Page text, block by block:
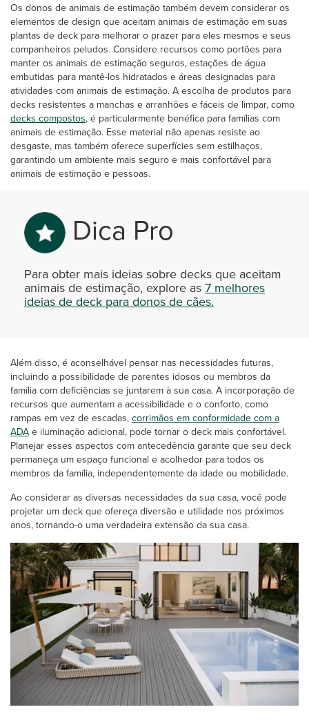
Os donos de animais de estimação também devem considerar os
elementos de design que aceitam animais de estimação em suas
plantas de deck para melhorar o prazer para eles mesmos e seus
companheiros peludos. Considere recursos como portões para
manter os animais de estimação seguros, estações de água
embutidas para mantê-los hidratados e áreas designadas para
atividades com animais de estimação. A escolha de produtos para
decks resistentes a manchas e arranhões e fáceis de limpar, como
decks compostos, é particularmente benéfica para famílias com
animais de estimação. Esse material não apenas resiste ao
desgaste, mas também oferece superfícies sem estilhaços,
garantindo um ambiente mais seguro e mais confortável para
animais de estimação e pessoas.
Dica Pro
Para obter mais ideias sobre decks que aceitam
animais de estimação, explore as7 melhores
ideias de deck para donos de cães.
Além disso, é aconselhável pensar nas necessidades futuras,
incluindo a possibilidade de parentes idosos ou membros da
família com deficiências se juntarem à sua casa. A incorporação de
recursos que aumentam a acessibilidade e o conforto, como
rampas em vez de escadas,corrimãos em conformidade com a
ADAe iluminação adicional, pode tornar o deck mais confortável.
Planejar esses aspectos com antecedência garante que seu deck
permaneça um espaço funcional e acolhedor para todos os
membros da família, independentemente da idade ou mobilidade.
Ao considerar as diversas necessidades da sua casa, você pode
projetar um deck que ofereça diversão e utilidade nos próximos
anos, tornando-o uma verdadeira extensão da sua casa.